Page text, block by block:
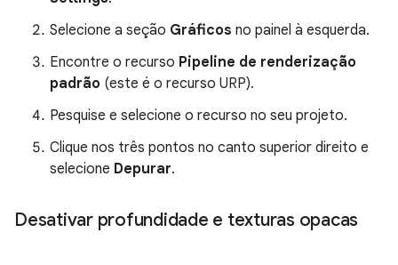
Selecione a seção Gráficos no painel à esquerda.
Encontre o recurso Pipeline de renderização
padrão (este é o recurso URP).
Pesquise e selecione o recurso no seu projeto.
Clique nos três pontos no canto superior direito e
selecione Depurar.
Desativar profundidade e texturas opacas